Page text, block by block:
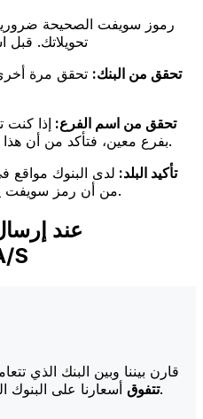
رموز سويفت الصحيحة
تحويلاتك.
تحقق من البنك: تحقق مرة
تحقق من اسم الفرع: إذا
بفرع معين، فتأكد من أن هذا الفرع يطابق فرع المستلم.
تأكيد البلد: لدى البنوك مواقع
من أن رمز سويفت يتوافق مع بلد البنك الوجهة.
S
قارن بيننا وبين البنك الذي
تتفوقأسعارنا على البنوك الكبرى، مما يزيد من قيمة تحويلك.